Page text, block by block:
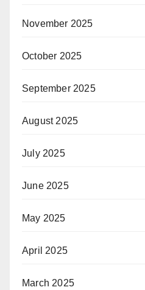
November 2025
October 2025
September 2025
August 2025
July 2025
June 2025
May 2025
April 2025
March 2025